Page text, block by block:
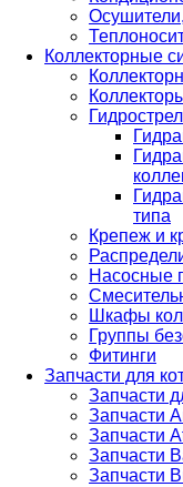
Коллекторные
типа
Крепеж и
Насосные
Шкафы
Группы
Фитинги
Запчасти для
Запчасти
Запчасти
Запчасти
Запчасти
Запчасти